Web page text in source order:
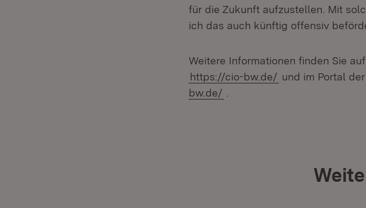
für die Zukunft aufzustellen. Mit
ich das auch künftig offensiv
Weitere Informationen finden Sie
https://cio-bw.de/ und im Portal
bw.de/